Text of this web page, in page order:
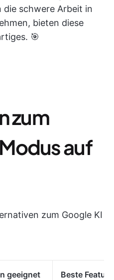
die schwere Arbeit in
bieten diese
🎯
zum
auf
zum Google KI
geeignet
Beste